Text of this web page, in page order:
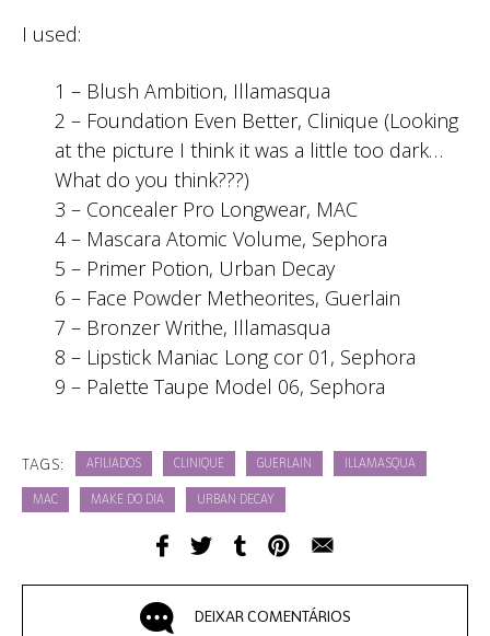
I used:
1 – Blush Ambition, Illamasqua
2 – Foundation Even Better, Clinique (Looking
at the picture I think it was a little too dark…
What do you think???)
3 – Concealer Pro Longwear, MAC
4 – Mascara Atomic Volume, Sephora
5 – Primer Potion, Urban Decay
6 – Face Powder Metheorites, Guerlain
7 – Bronzer Writhe, Illamasqua
8 – Lipstick Maniac Long cor 01, Sephora
9 – Palette Taupe Model 06, Sephora
TAGS: AFILIADOS CLINIQUE GUERLAIN ILLAMASQUA
MAC MAKE DO DIA URBAN DECAY
DEIXAR COMENTÁRIOS